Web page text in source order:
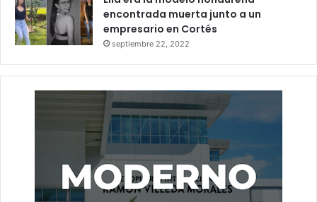
encontrada muerta junto a un
empresario en Cortés
septiembre 22, 2022